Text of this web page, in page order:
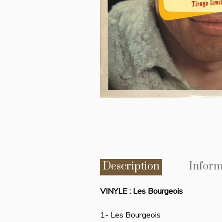
Description
VINYLE : Les Bourgeois
1- Les Bourgeois